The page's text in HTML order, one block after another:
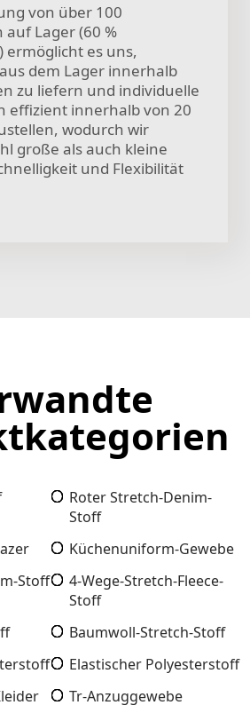
von über 100
Lager (60 %
ermöglicht es uns,
dem Lager innerhalb
zu liefern und individuelle
effizient innerhalb von 20
wodurch wir
große als auch kleine
und Flexibilität
Roter Stretch-Denim-
Stoff
Küchenuniform-Gewebe
Stoff
4-Wege-Stretch-Fleece-
Stoff
Baumwoll-Stretch-Stoff
Elastischer Polyesterstoff
Tr-Anzuggewebe